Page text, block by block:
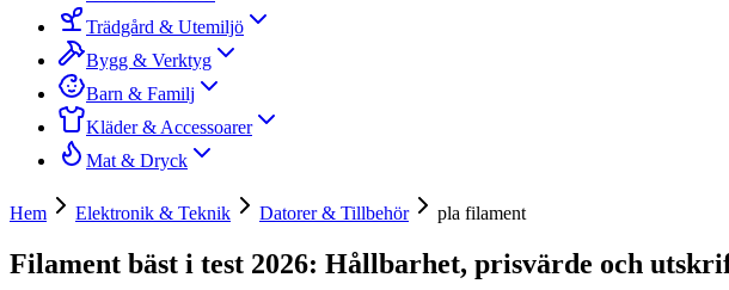
Trädgård & Utemiljö
Bygg & Verktyg
Barn & Familj
Kläder & Accessoarer
Mat & Dryck
Hem Elektronik & Teknik Datorer & Tillbehör pla filament
Filament bäst i test 2026: Hållbarhet, prisvärde och